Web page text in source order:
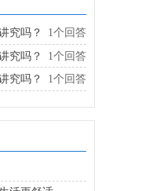
究吗？
1个回答
究吗？
1个回答
究吗？
1个回答